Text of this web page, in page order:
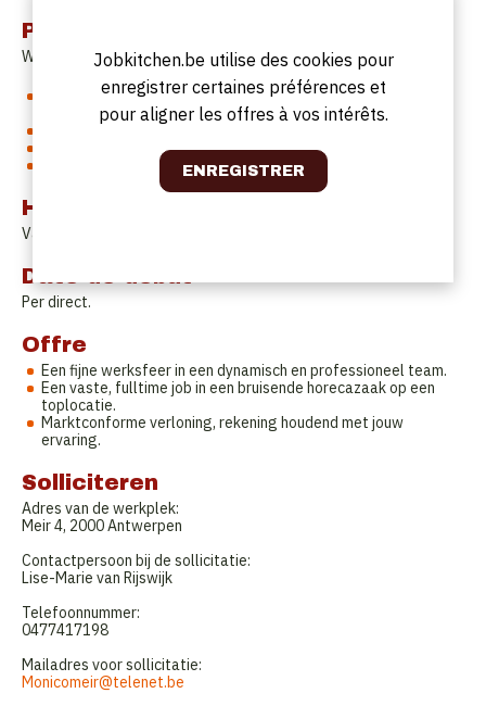
Profil
Wat zoeken wij?
Je hebt relevante ervaring in de horeca, zowel in de bar als in
Je bent gastvrij, vriendelijk en werkt vlot in team.
Je kan goed omgaan met drukte en hebt oog voor detail.
Je bent fulltime beschikbaar en kan zo snel mogelijk starten.
Horaires de travail
Variabel.
Date de début
Per direct.
Offre
Een fijne werksfeer in een dynamisch en professioneel team.
Een vaste, fulltime job in een bruisende horecazaak op een
toplocatie.
Marktconforme verloning, rekening houdend met jouw
ervaring.
Solliciteren
Adres van de werkplek:
Meir 4, 2000 Antwerpen
Contactpersoon bij de sollicitatie:
Lise-Marie van Rijswijk
Telefoonnummer:
0477417198
Mailadres voor sollicitatie:
Monicomeir@telenet.be
Jobkitchen.be utilise des cookies pour
enregistrer certaines préférences et
pour aligner les offres à vos intérêts.